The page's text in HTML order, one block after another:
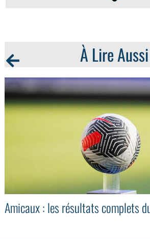
À Lire Aussi
Amicaux : les résultats complets